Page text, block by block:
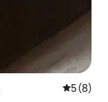
5 (8)